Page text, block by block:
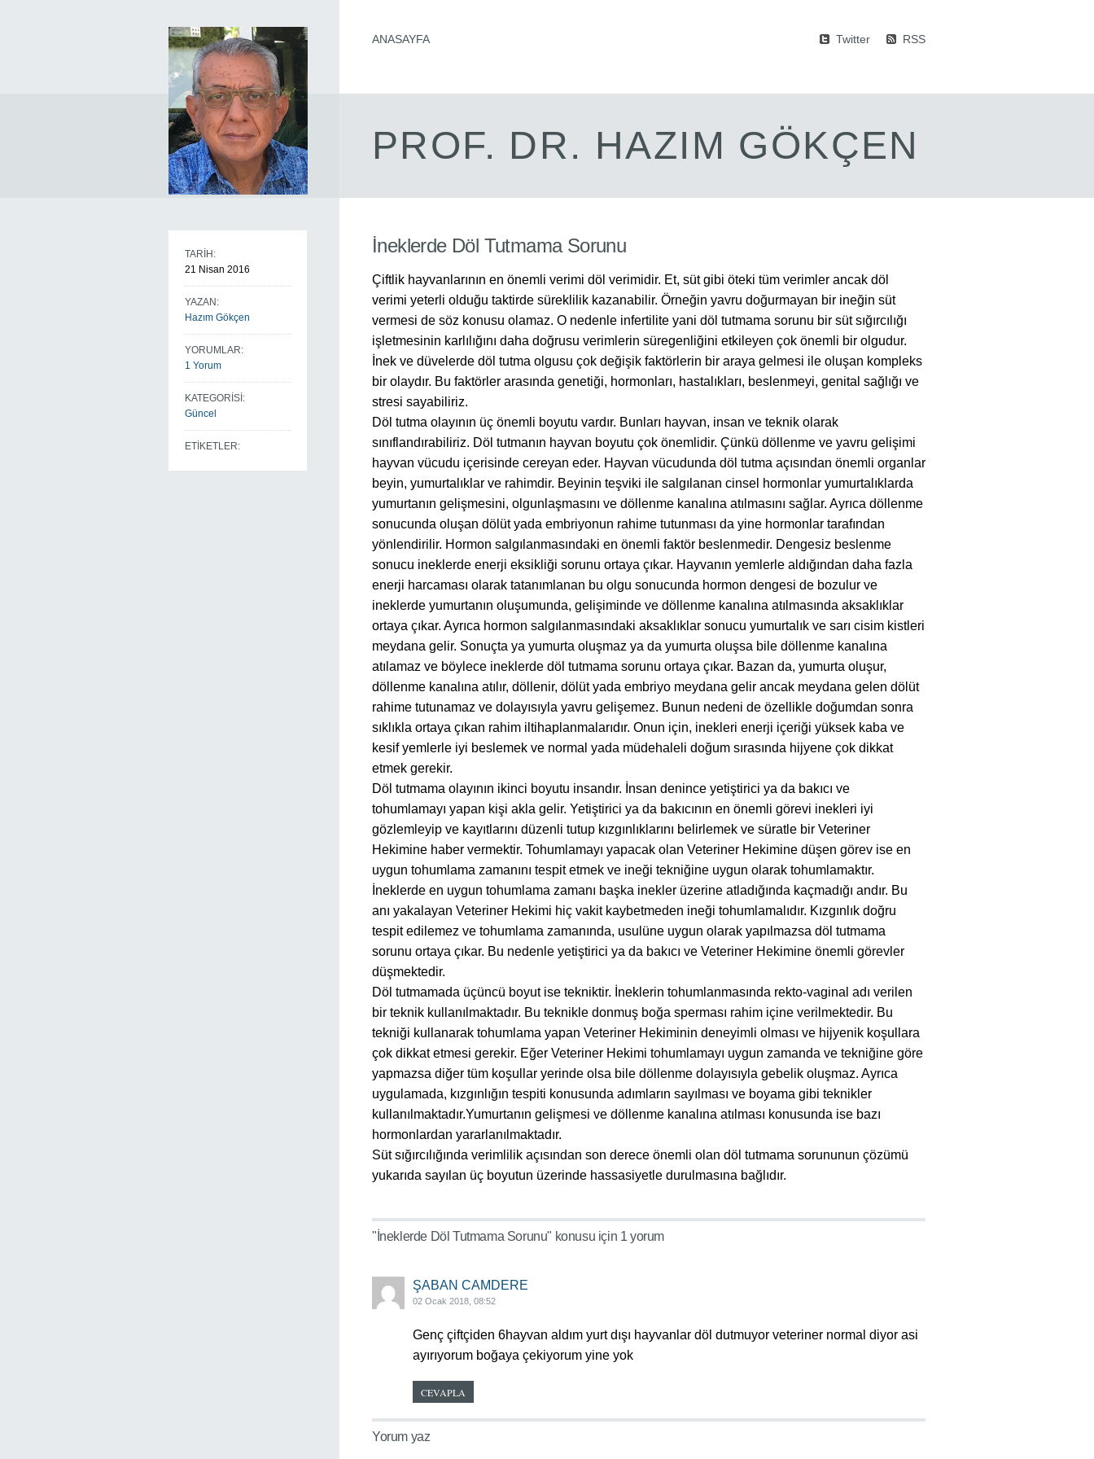
ANASAYFA Twitter RSS
PROF. DR. HAZIM GÖKÇEN
TARİH:
21 Nisan 2016
YAZAN:
Hazım Gökçen
YORUMLAR:
1 Yorum
KATEGORİSİ:
Güncel
ETİKETLER:
İneklerde Döl Tutmama Sorunu
Çiftlik hayvanlarının en önemli verimi döl verimidir. Et, süt gibi öteki tüm verimler ancak döl
verimi yeterli olduğu taktirde süreklilik kazanabilir. Örneğin yavru doğurmayan bir ineğin süt
vermesi de söz konusu olamaz. O nedenle infertilite yani döl tutmama sorunu bir süt sığırcılığı
işletmesinin karlılığını daha doğrusu verimlerin süregenliğini etkileyen çok önemli bir olgudur.
İnek ve düvelerde döl tutma olgusu çok değişik faktörlerin bir araya gelmesi ile oluşan kompleks
bir olaydır. Bu faktörler arasında genetiği, hormonları, hastalıkları, beslenmeyi, genital sağlığı ve
stresi sayabiliriz.
Döl tutma olayının üç önemli boyutu vardır. Bunları hayvan, insan ve teknik olarak
sınıflandırabiliriz. Döl tutmanın hayvan boyutu çok önemlidir. Çünkü döllenme ve yavru gelişimi
hayvan vücudu içerisinde cereyan eder. Hayvan vücudunda döl tutma açısından önemli organlar
beyin, yumurtalıklar ve rahimdir. Beyinin teşviki ile salgılanan cinsel hormonlar yumurtalıklarda
yumurtanın gelişmesini, olgunlaşmasını ve döllenme kanalına atılmasını sağlar. Ayrıca döllenme
sonucunda oluşan dölüt yada embriyonun rahime tutunması da yine hormonlar tarafından
yönlendirilir. Hormon salgılanmasındaki en önemli faktör beslenmedir. Dengesiz beslenme
sonucu ineklerde enerji eksikliği sorunu ortaya çıkar. Hayvanın yemlerle aldığından daha fazla
enerji harcaması olarak tatanımlanan bu olgu sonucunda hormon dengesi de bozulur ve
ineklerde yumurtanın oluşumunda, gelişiminde ve döllenme kanalına atılmasında aksaklıklar
ortaya çıkar. Ayrıca hormon salgılanmasındaki aksaklıklar sonucu yumurtalık ve sarı cisim kistleri
meydana gelir. Sonuçta ya yumurta oluşmaz ya da yumurta oluşsa bile döllenme kanalına
atılamaz ve böylece ineklerde döl tutmama sorunu ortaya çıkar. Bazan da, yumurta oluşur,
döllenme kanalına atılır, döllenir, dölüt yada embriyo meydana gelir ancak meydana gelen dölüt
rahime tutunamaz ve dolayısıyla yavru gelişemez. Bunun nedeni de özellikle doğumdan sonra
sıklıkla ortaya çıkan rahim iltihaplanmalarıdır. Onun için, inekleri enerji içeriği yüksek kaba ve
kesif yemlerle iyi beslemek ve normal yada müdehaleli doğum sırasında hijyene çok dikkat
etmek gerekir.
Döl tutmama olayının ikinci boyutu insandır. İnsan denince yetiştirici ya da bakıcı ve
tohumlamayı yapan kişi akla gelir. Yetiştirici ya da bakıcının en önemli görevi inekleri iyi
gözlemleyip ve kayıtlarını düzenli tutup kızgınlıklarını belirlemek ve süratle bir Veteriner
Hekimine haber vermektir. Tohumlamayı yapacak olan Veteriner Hekimine düşen görev ise en
uygun tohumlama zamanını tespit etmek ve ineği tekniğine uygun olarak tohumlamaktır.
İneklerde en uygun tohumlama zamanı başka inekler üzerine atladığında kaçmadığı andır. Bu
anı yakalayan Veteriner Hekimi hiç vakit kaybetmeden ineği tohumlamalıdır. Kızgınlık doğru
tespit edilemez ve tohumlama zamanında, usulüne uygun olarak yapılmazsa döl tutmama
sorunu ortaya çıkar. Bu nedenle yetiştirici ya da bakıcı ve Veteriner Hekimine önemli görevler
düşmektedir.
Döl tutmamada üçüncü boyut ise tekniktir. İneklerin tohumlanmasında rekto-vaginal adı verilen
bir teknik kullanılmaktadır. Bu teknikle donmuş boğa sperması rahim içine verilmektedir. Bu
tekniği kullanarak tohumlama yapan Veteriner Hekiminin deneyimli olması ve hijyenik koşullara
çok dikkat etmesi gerekir. Eğer Veteriner Hekimi tohumlamayı uygun zamanda ve tekniğine göre
yapmazsa diğer tüm koşullar yerinde olsa bile döllenme dolayısıyla gebelik oluşmaz. Ayrıca
uygulamada, kızgınlığın tespiti konusunda adımların sayılması ve boyama gibi teknikler
kullanılmaktadır.Yumurtanın gelişmesi ve döllenme kanalına atılması konusunda ise bazı
hormonlardan yararlanılmaktadır.
Süt sığırcılığında verimlilik açısından son derece önemli olan döl tutmama sorununun çözümü
yukarıda sayılan üç boyutun üzerinde hassasiyetle durulmasına bağlıdır.
"İneklerde Döl Tutmama Sorunu" konusu için 1 yorum
ŞABAN CAMDERE
02 Ocak 2018, 08:52
Genç çiftçiden 6hayvan aldım yurt dışı hayvanlar döl dutmuyor veteriner normal diyor asi
ayırıyorum boğaya çekiyorum yine yok
CEVAPLA
Yorum yaz